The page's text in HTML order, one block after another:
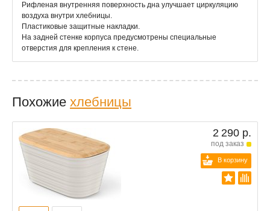
Рифленая внутренняя поверхность дна улучшает циркуляцию
воздуха внутри хлебницы.
Пластиковые защитные накладки.
На задней стенке корпуса предусмотрены специальные
отверстия для крепления к стене.
Похожие хлебницы
2 290 р.
под заказ
В корзину